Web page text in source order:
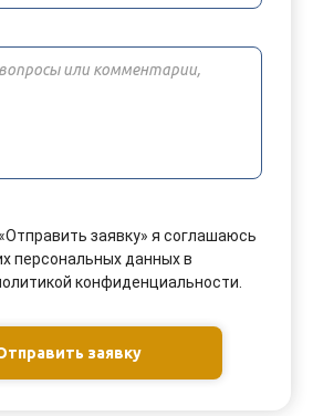
заявку» я соглашаюсь
персональных данных в
конфиденциальности.
заявку